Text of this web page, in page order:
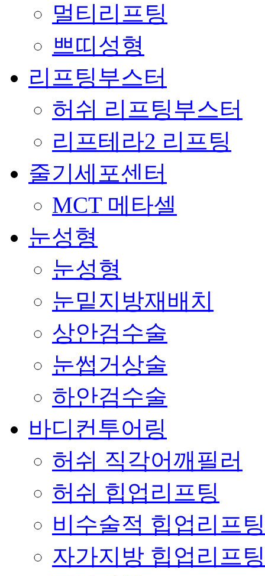
멀티리프팅
쁘띠성형
리프팅부스터
허쉬 리프팅부스터
리프테라2 리프팅
줄기세포센터
MCT 메타셀
눈성형
눈성형
눈밑지방재배치
상안검수술
눈썹거상술
하안검수술
바디컨투어링
허쉬 직각어깨필러
허쉬 힙업리프팅
비수술적 힙업리프팅
자가지방 힙업리프팅